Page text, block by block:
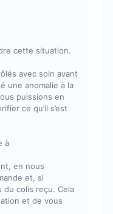
cette situation.
avec soin avant
une anomalie à la
puissions en
ce qu’il s’est
à
en nous
et, si
du colis reçu. Cela
et de vous